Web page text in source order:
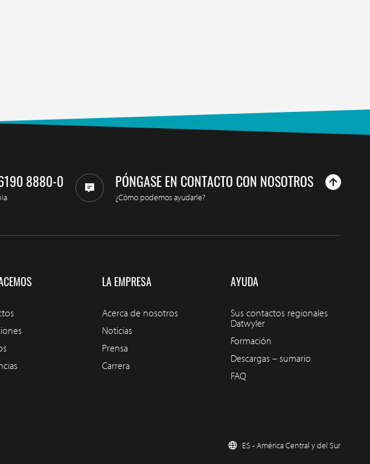
8880-0 PÓNGASE EN CONTACTO CON NOSOTROS
¿Cómo podemos ayudarle?
LA EMPRESA
Acerca de nosotros
Noticias
Prensa
Carrera
AYUDA
Sus contactos regionales
Datwyler
Formación
Descargas – sumario
FAQ
ES - América Central y del Sur